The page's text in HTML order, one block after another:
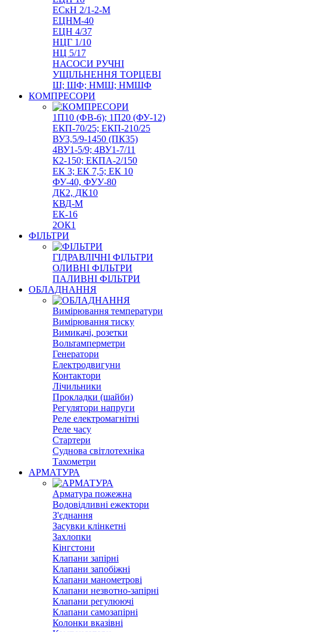
ЕСкН 2/1-2-М
ЕЦНМ-40
ЕЦН 4/37
НЦГ 1/10
НЦ 5/17
НАСОСИ РУЧНІ
УЩІЛЬНЕННЯ ТОРЦЕВІ
Ш; ШФ; НМШ; НМШФ
КОМПРЕСОРИ
1П10 (ФВ-6); 1П20 (ФУ-12)
ЕКП-70/25; ЕКП-210/25
ВУ3,5/9-1450 (ПК35)
4ВУ1-5/9; 4ВУ1-7/11
К2-150; ЕКПА-2/150
ЕК 3; ЕК 7,5; ЕК 10
ФУ-40, ФУУ-80
ДК2, ДК10
КВД-М
ЕК-16
2ОК1
ФІЛЬТРИ
ГІДРАВЛІЧНІ ФІЛЬТРИ
ОЛИВНІ ФІЛЬТРИ
ПАЛИВНІ ФІЛЬТРИ
ОБЛАДНАННЯ
Вимірювання температури
Вимірювання тиску
Вимикачі, розетки
Вольтамперметри
Генератори
Електродвигуни
Контактори
Лічильники
Прокладки (шайби)
Регулятори напруги
Реле електромагнітні
Реле часу
Стартери
Суднова світлотехніка
Тахометри
АРМАТУРА
Арматура пожежна
Водовідливні ежектори
З'єднання
Засувки клінкетні
Захлопки
Кінгстони
Клапани запірні
Клапани запобіжні
Клапани манометрові
Клапани незвотно-запірні
Клапани регулюючі
Клапани самозапірні
Колонки вказівні